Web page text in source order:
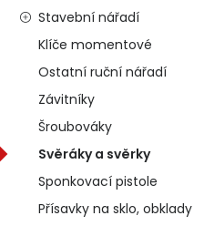
Stavební nářadí
Klíče momentové
Ostatní ruční nářadí
Závitníky
Šroubováky
Svěráky a svěrky
Sponkovací pistole
Přísavky na sklo, obklady